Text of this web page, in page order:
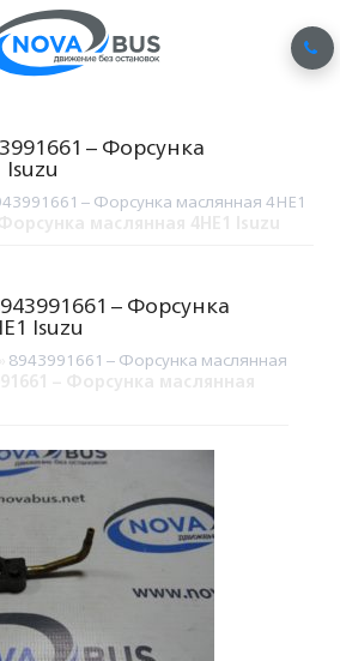
– Форсунка
– Форсунка маслянная 4НЕ1
– Форсунка
Isuzu
8943991661 – Форсунка маслянная